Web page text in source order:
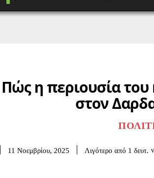
Πώς η περιουσία
στον
11 Νοεμβρίου, 2025 Λιγότερο από 1 δευτ.